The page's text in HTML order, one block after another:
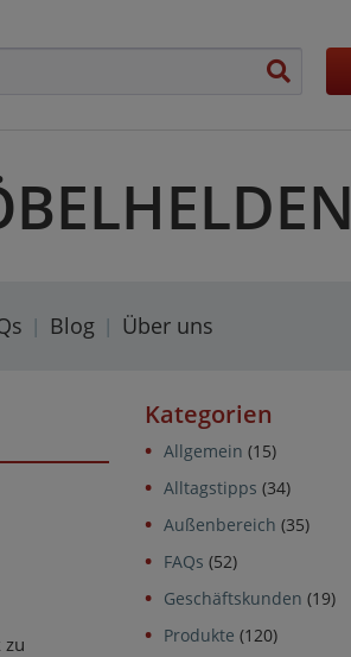
Blog Über uns
zu
Kategorien
Allgemein (15)
Alltagstipps (34)
Außenbereich (35)
FAQs (52)
Geschäftskunden (19)
Produkte (120)